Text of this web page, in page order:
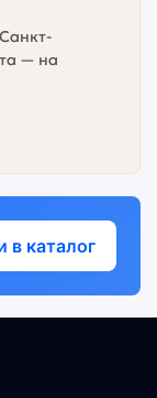
— на
в каталог